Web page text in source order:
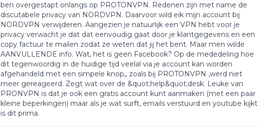
ben overgestapt onlangs op PROTONVPN. Redenen zijn met name de
discutabele privacy van NORDVPN. Daarvoor wild eik mijn account bij
NORDVPN verwijderen. Aangezien je natuurlijk een VPN hebt voor je
privacy verwacht je dat dat eenvoudig gaat door je klantgegevens en een
copy factuur te mailen zodat ze weten dat jij het bent. Maar men wilde
AANVULLENDE info. Wat, het is geen Facebook? Op de mededeling hoe
dit tegenwoordig in de huidige tijd veelal via je account kan worden
afgehandeld met een simpele knop,, zoals bij PROTONVPN ,werd niet
meer gereageerd. Zegt wat over de &quot;help&quot;desk. Leuke van
PRONVPN is dat je ook een gratis account kunt aanmaken (met een paar
kleine beperkingen) maar als je wat surft, emails verstuurd en youtube kijkt
is dit prima.